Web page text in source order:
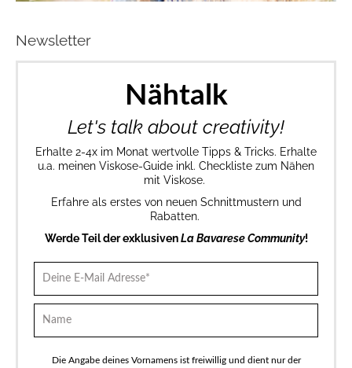
Newsletter
Nähtalk
Let's talk about creativity!
Erhalte 2-4x im Monat wertvolle Tipps & Tricks. Erhalte
u.a. meinen Viskose-Guide inkl. Checkliste zum Nähen
mit Viskose.
Erfahre als erstes von neuen Schnittmustern und
Rabatten.
Werde Teil der exklusivenLa Bavarese Community!
Die Angabe deines Vornamens ist freiwillig und dient nur der